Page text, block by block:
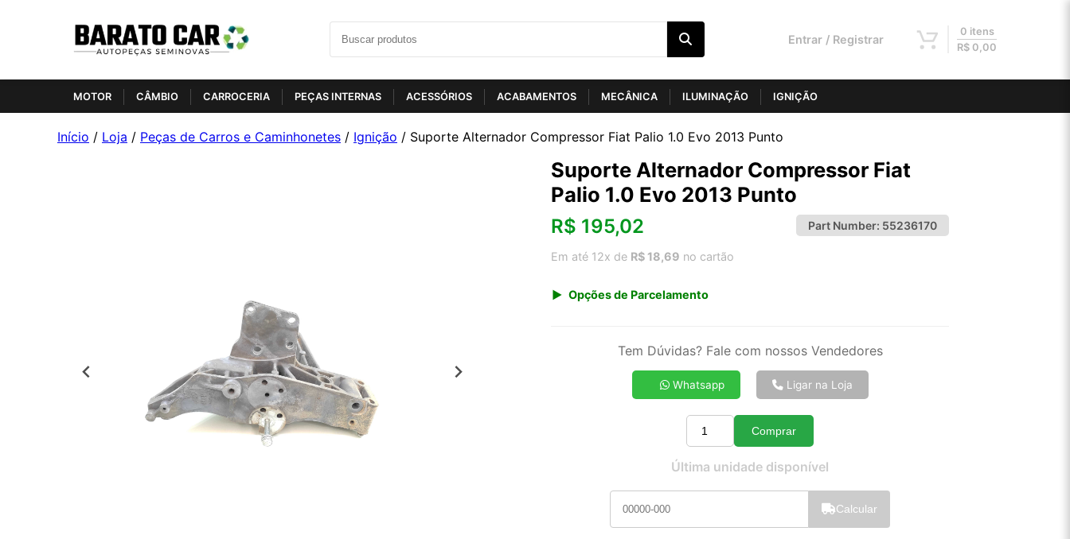
Entrar / Registrar
0 itens
R$ 0,00
MOTOR CÂMBIO CARROCERIA PEÇAS INTERNAS ACESSÓRIOS ACABAMENTOS MECÂNICA ILUMINAÇÃO IGNIÇÃO
Início / Loja / Peças de Carros e Caminhonetes / Ignição / Suporte Alternador Compressor Fiat Palio 1.0 Evo 2013 Punto
Suporte Alternador Compressor Fiat
Palio 1.0 Evo 2013 Punto
R$ 195,02 Part Number: 55236170
Em até 12x de R$ 18,69 no cartão
Opções de Parcelamento
8x de R$ 27,25
10x de R$ 22,10
12x de R$ 18,69
Tem Dúvidas? Fale com nossos Vendedores
Whatsapp Ligar na Loja
Quantidade
Comprar
Última unidade disponível
Calcular